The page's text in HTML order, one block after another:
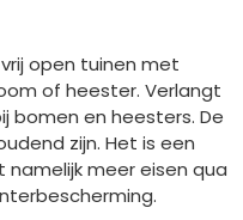
open tuinen met
of heester. Verlangt
bomen en heesters. De
zijn. Het is een
meer eisen qua